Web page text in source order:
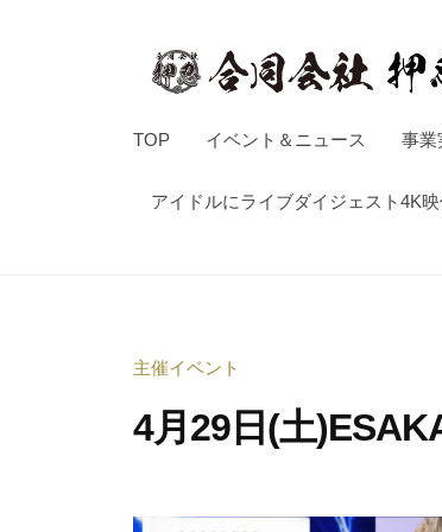
合
会
音
画
作
TOP イベント＆ニュース 事業
アイドルにライブダイジェスト4K
主催イベント
4月29日(土
0
y